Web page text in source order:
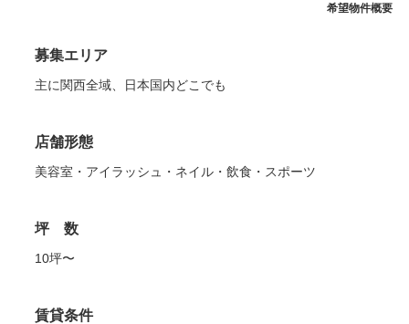
希望物件概要
募集エリア
主に関西全域、日本国内どこでも
店舗形態
美容室・アイラッシュ・ネイル・飲食・スポーツ
坪 数
10坪〜
賃貸条件